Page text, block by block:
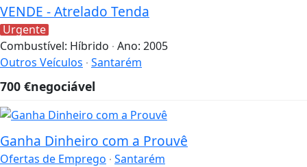
VENDE - Atrelado Tenda
Urgente
Combustível: Híbrido Ano: 2005
Outros Veículos Santarém
700 €negociável
Ganha Dinheiro com a Prouvê
Ofertas de Emprego Santarém